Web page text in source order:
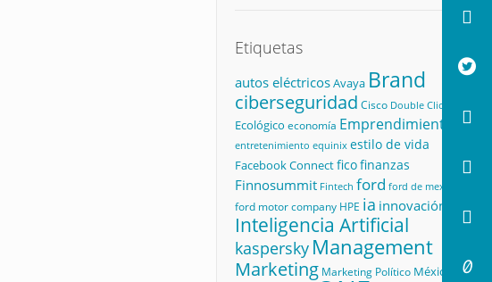
Etiquetas
autos eléctricosAvaya Brand
ciberseguridad Cisco Double Click
Ecológico economía Emprendimiento
entretenimiento equinix estilo de vida
Facebook Connectficofinanzas
Finnosummit Fintech ford ford de mexico
ford motor company HPE ia innovación
Inteligencia Artificial
kaspersky Management
Marketing Marketing Político México